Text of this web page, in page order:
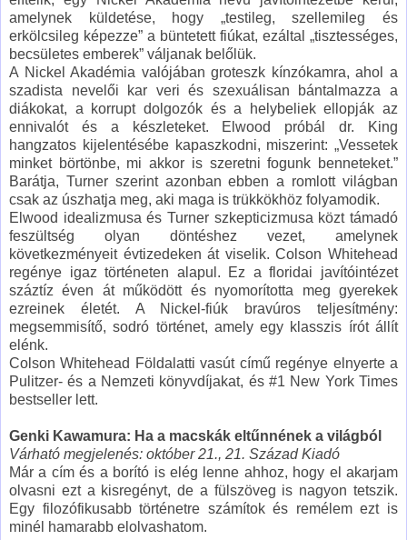
amelynek küldetése, hogy „testileg, szellemileg és
erkölcsileg képezze” a büntetett fiúkat, ezáltal „tisztességes,
becsületes emberek” váljanak belőlük.
A Nickel Akadémia valójában groteszk kínzókamra, ahol a
szadista nevelői kar veri és szexuálisan bántalmazza a
diákokat, a korrupt dolgozók és a helybeliek ellopják az
ennivalót és a készleteket. Elwood próbál dr. King
hangzatos kijelentésébe kapaszkodni, miszerint: „Vessetek
minket börtönbe, mi akkor is szeretni fogunk benneteket.”
Barátja, Turner szerint azonban ebben a romlott világban
csak az úszhatja meg, aki maga is trükkökhöz folyamodik.
Elwood idealizmusa és Turner szkepticizmusa közt támadó
feszültség olyan döntéshez vezet, amelynek
következményeit évtizedeken át viselik. Colson Whitehead
regénye igaz történeten alapul. Ez a floridai javítóintézet
száztíz éven át működött és nyomorította meg gyerekek
ezreinek életét. A Nickel-fiúk bravúros teljesítmény:
megsemmisítő, sodró történet, amely egy klasszis írót állít
elénk.
Colson Whitehead Földalatti vasút című regénye elnyerte a
Pulitzer- és a Nemzeti könyvdíjakat, és #1 New York Times
bestseller lett.
Genki Kawamura: Ha a macskák eltűnnének a világból
Várható megjelenés: október 21., 21. Század Kiadó
Már a cím és a borító is elég lenne ahhoz, hogy el akarjam
olvasni ezt a kisregényt, de a fülszöveg is nagyon tetszik.
Egy filozófikusabb történetre számítok és remélem ezt is
minél hamarabb elolvashatom.